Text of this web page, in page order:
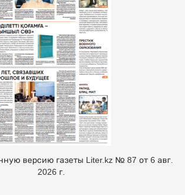
версию газеты Liter.kz № 87 от 6 авг.
2026 г.